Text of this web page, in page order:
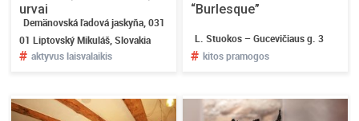
urvai
Demänovská ľadová jaskyňa, 031
01 Liptovský Mikuláš, Slovakia
# aktyvus laisvalaikis
“Burlesque”
L. Stuokos – Gucevičiaus g. 3
# kitos pramogos